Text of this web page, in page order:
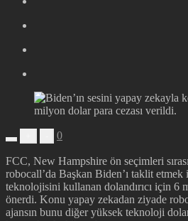
0
FCC, New Hampshire ön seçimleri
robocall’da Başkan Biden’ı taklit etmek
teknolojisini kullanan dolandırıcı için 6
önerdi. Konu yapay zekadan ziyade
ajansın bunu diğer yüksek teknoloji